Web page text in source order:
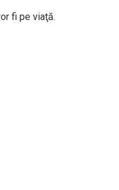
fi pe viaţă.